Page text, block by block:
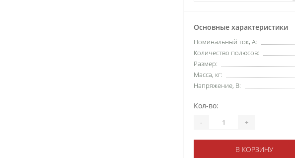
Основные характеристики
Номинальный ток, А:
Количество полюсов:
Размер:
Масса, кг:
Напряжение, В:
Кол-во:
- +
В КОРЗИНУ